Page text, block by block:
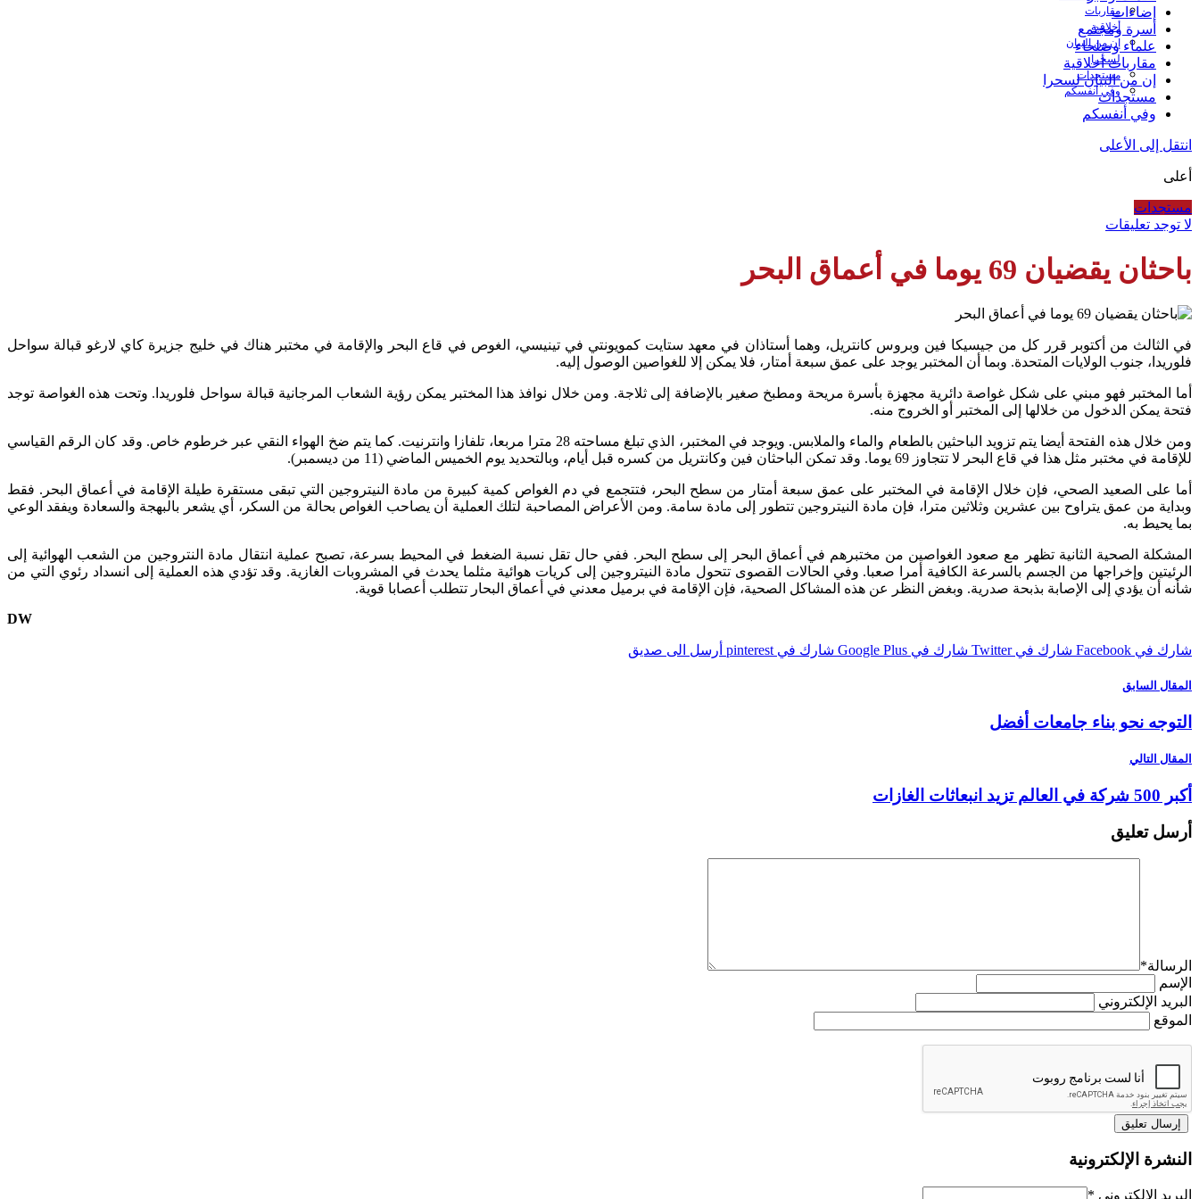
مقاربات
أخلاقية
إن من البيان
لسحرا
مستجدات
وفي أنفسكم
إضاءات
أسرة ومجتمع
علماء وصلحاء
مقاربات أخلاقية
إن من البيان لسحرا
مستجدات
وفي أنفسكم
انتقل إلى الأعلى
أعلى
مستجدات
لا توجد تعليقات
باحثان يقضيان 69 يوما في أعماق البحر
في الثالث من أكتوبر قرر كل من جيسيكا فين وبروس كانتريل، وهما أستاذان في معهد ستايت كمويونتي في تينيسي، الغوص في قاع البحر والإقامة في مختبر هناك في خليج جزيرة كاي لارغو قبالة سواحل
فلوريدا، جنوب الولايات المتحدة. وبما أن المختبر يوجد على عمق سبعة أمتار، فلا يمكن إلا للغواصين الوصول إليه.
أما المختبر فهو مبني على شكل غواصة دائرية مجهزة بأسرة مريحة ومطبخ صغير بالإضافة إلى ثلاجة. ومن خلال نوافذ هذا المختبر يمكن رؤية الشعاب المرجانية قبالة سواحل فلوريدا. وتحت هذه الغواصة توجد
فتحة يمكن الدخول من خلالها إلى المختبر أو الخروج منه.
ومن خلال هذه الفتحة أيضا يتم تزويد الباحثين بالطعام والماء والملابس. ويوجد في المختبر، الذي تبلغ مساحته 28 مترا مربعا، تلفازا وانترنيت. كما يتم ضخ الهواء النقي عبر خرطوم خاص. وقد كان الرقم القياسي
للإقامة في مختبر مثل هذا في قاع البحر لا تتجاوز 69 يوما. وقد تمكن الباحثان فين وكانتريل من كسره قبل أيام، وبالتحديد يوم الخميس الماضي (11 من ديسمبر).
أما على الصعيد الصحي، فإن خلال الإقامة في المختبر على عمق سبعة أمتار من سطح البحر، فتتجمع في دم الغواص كمية كبيرة من مادة النيتروجين التي تبقى مستقرة طيلة الإقامة في أعماق البحر. فقط
وبداية من عمق يتراوح بين عشرين وثلاثين مترا، فإن مادة النيتروجين تتطور إلى مادة سامة. ومن الأعراض المصاحبة لتلك العملية أن يصاحب الغواص بحالة من السكر، أي يشعر بالبهجة والسعادة ويفقد الوعي
بما يحيط به.
المشكلة الصحية الثانية تظهر مع صعود الغواصين من مختبرهم في أعماق البحر إلى سطح البحر. ففي حال تقل نسبة الضغط في المحيط بسرعة، تصبح عملية انتقال مادة النتروجين من الشعب الهوائية إلى
الرئيتين وإخراجها من الجسم بالسرعة الكافية أمرا صعبا. وفي الحالات القصوى تتحول مادة النيتروجين إلى كريات هوائية مثلما يحدث في المشروبات الغازية. وقد تؤدي هذه العملية إلى انسداد رئوي التي من
شأنه أن يؤدي إلى الإصابة بذبحة صدرية. وبغض النظر عن هذه المشاكل الصحية، فإن الإقامة في برميل معدني في أعماق البحار تتطلب أعصابا قوية.
DW
شارك في Facebook شارك في Twitter شارك في Google Plus شارك في pinterest أرسل الى صديق
المقال السابق
التوجه نحو بناء جامعات أفضل
المقال التالي
أكبر 500 شركة في العالم تزيد انبعاثات الغازات
أرسل تعليق
الرسالة*
الإسم
البريد الإلكتروني
الموقع
النشرة الإلكترونية
البريد الإلكتروني *